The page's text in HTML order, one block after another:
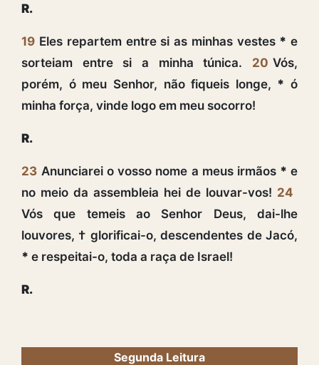
R.
19 Eles repartem entre si as minhas vestes * e
sorteiam entre si a minha túnica. 20 Vós,
porém, ó meu Senhor, não fiqueis longe, * ó
minha força, vinde logo em meu socorro!
R.
23 Anunciarei o vosso nome a meus irmãos * e
no meio da assembleia hei de louvar-vos! 24
Vós que temeis ao Senhor Deus, dai-lhe
louvores, † glorificai-o, descendentes de Jacó,
* e respeitai-o, toda a raça de Israel!
R.
Segunda Leitura